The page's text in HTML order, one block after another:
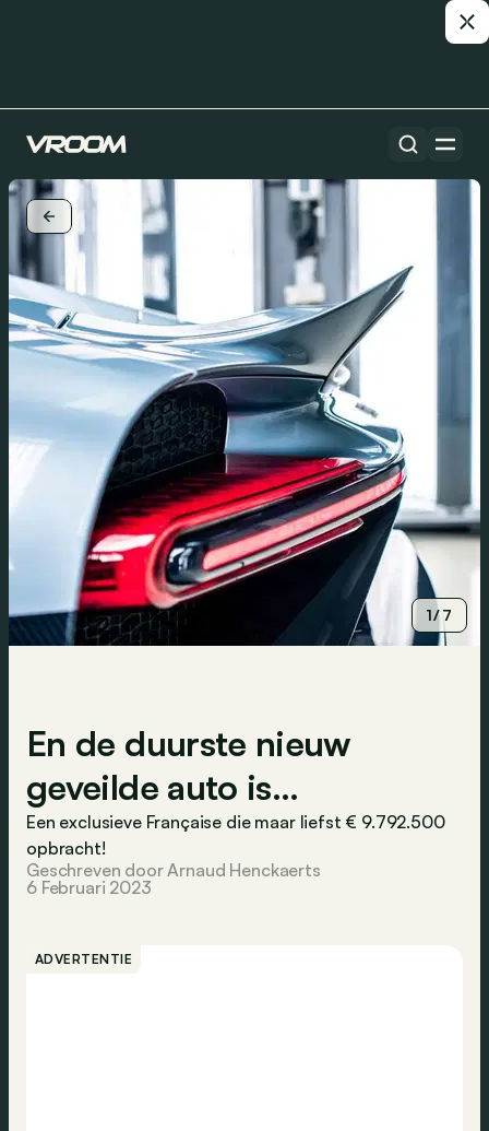
1/7
En de duurste nieuw
geveilde auto is…
Een exclusieve Française die maar liefst € 9.792.500
opbracht!
Geschreven door Arnaud Henckaerts
6 Februari 2023
ADVERTENTIE